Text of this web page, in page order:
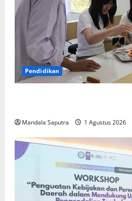
Pendidikan
Mandala Saputra 1 Agustus 2026